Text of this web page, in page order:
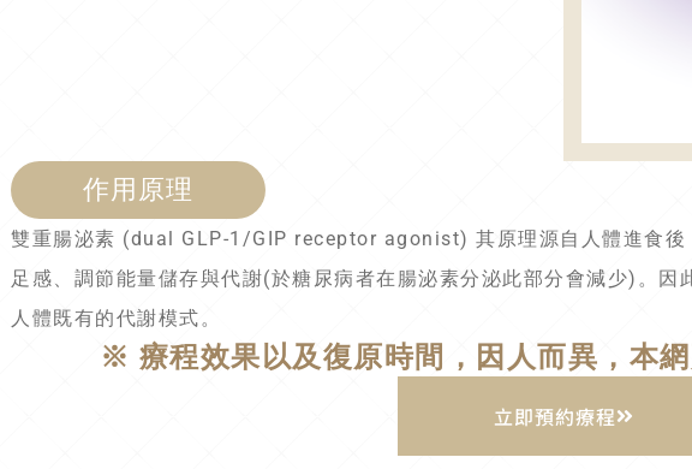
作用原理
雙重腸泌素 (dual GLP-1/GIP receptor agonist) 其原理源自人體進食
足感、調節能量儲存與代謝(於糖尿病者在腸泌素分泌此部分會減少)。
人體既有的代謝模式。
※ 療程效果以及復原時間，因人而異，本網
立即預約療程